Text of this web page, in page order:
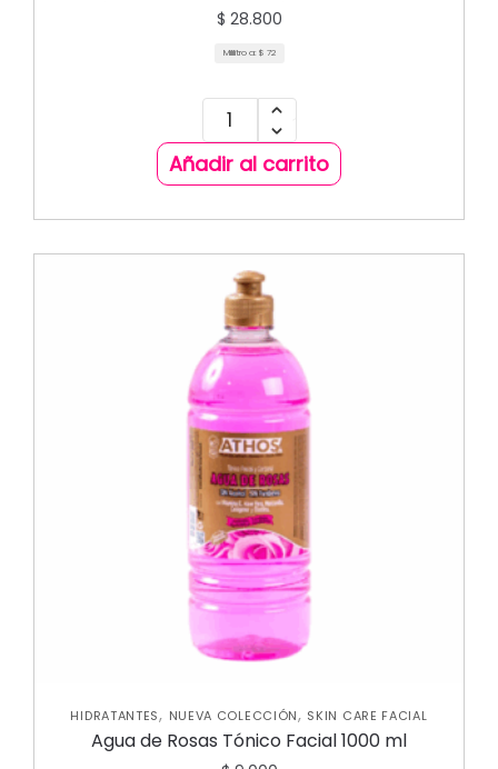
$ 28.800
Mililitro a: $ 72
Añadir al carrito
HIDRATANTES, NUEVA COLECCIÓN, SKIN CARE FACIAL
Agua de Rosas Tónico Facial 1000 ml